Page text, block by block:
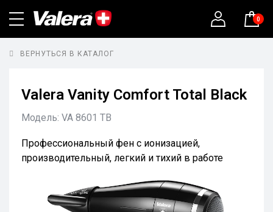
0
ВЕРНУТЬСЯ В КАТАЛОГ
Valera Vanity Comfort Total Black
Модель: VA 8601 TB
Профессиональный фен с ионизацией,
производительный, легкий и тихий в работе